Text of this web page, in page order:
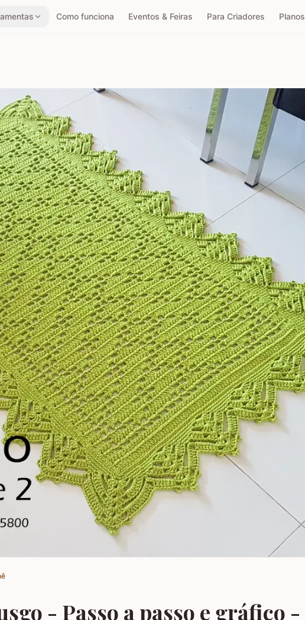
Como funciona Eventos & Feiras Para Criadores Planos
- Passo a passo e gráfico -